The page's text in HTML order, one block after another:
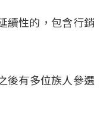
續性的，包含行銷
後有多位族人參選